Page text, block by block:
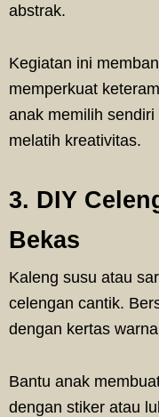
abstrak.
Kegiatan ini
memperkuat
anak memilih
melatih kreativitas.
3. DIY
Bekas
Kaleng susu atau
celengan cantik.
dengan kertas
Bantu anak
dengan stiker atau